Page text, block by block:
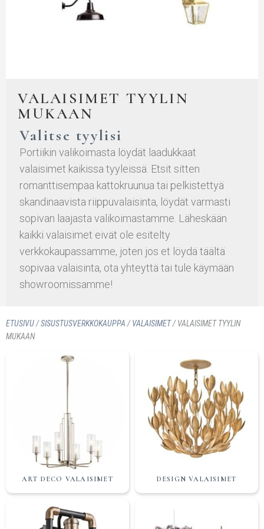
VALAISIMET TYYLIN
MUKAAN
Valitse tyylisi
Portiikin valikoimasta löydät laadukkaat
valaisimet kaikissa tyyleissä. Etsit sitten
romanttisempaa kattokruunua tai pelkistettyä
skandinaavista riippuvalaisinta, löydät varmasti
sopivan laajasta valikoimastamme. Läheskään
kaikki valaisimet eivät ole esitelty
verkkokaupassamme, joten jos et löydä täältä
sopivaa valaisinta, ota yhteyttä tai tule käymään
showroomissamme!
ETUSIVU/SISUSTUS­VERKKOKAUPPA /VALAISIMET/ VALAISIMET TYYLIN
MUKAAN
ART DECO VALAISIMET DESIGN VALAISIMET